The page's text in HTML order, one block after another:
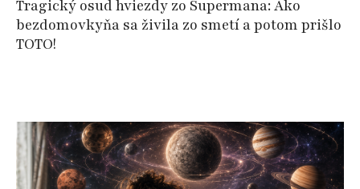
Tragický osud hviezdy zo Supermana: Ako
bezdomovkyňa sa živila zo smetí a potom prišlo
TOTO!